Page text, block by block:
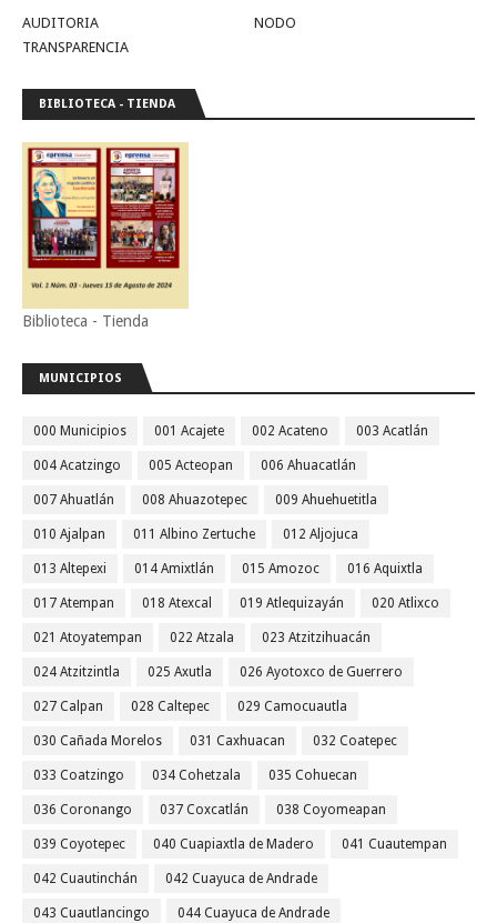
AUDITORIA
NODO
TRANSPARENCIA
BIBLIOTECA - TIENDA
Biblioteca - Tienda
MUNICIPIOS
000 Municipios 001 Acajete 002 Acateno 003 Acatlán
004 Acatzingo 005 Acteopan 006 Ahuacatlán
007 Ahuatlán 008 Ahuazotepec 009 Ahuehuetitla
010 Ajalpan 011 Albino Zertuche 012 Aljojuca
013 Altepexi 014 Amixtlán 015 Amozoc 016 Aquixtla
017 Atempan 018 Atexcal 019 Atlequizayán 020 Atlixco
021 Atoyatempan 022 Atzala 023 Atzitzihuacán
024 Atzitzintla 025 Axutla 026 Ayotoxco de Guerrero
027 Calpan 028 Caltepec 029 Camocuautla
030 Cañada Morelos 031 Caxhuacan 032 Coatepec
033 Coatzingo 034 Cohetzala 035 Cohuecan
036 Coronango 037 Coxcatlán 038 Coyomeapan
039 Coyotepec 040 Cuapiaxtla de Madero 041 Cuautempan
042 Cuautinchán 042 Cuayuca de Andrade
043 Cuautlancingo 044 Cuayuca de Andrade